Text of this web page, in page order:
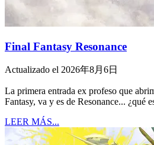
Final Fantasy Resonance
Actualizado el 2026年8月6日
La primera entrada ex profeso que
Fantasy, va y es de Resonance... ¿qué
LEER MÁS...